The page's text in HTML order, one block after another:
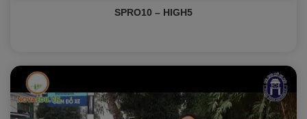
SPRO10 – HIGH5